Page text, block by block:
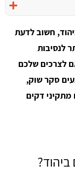
חשוב לדעת
לנסיבות
לצרכים שלכם
סקר שוק,
מתקיני דקים